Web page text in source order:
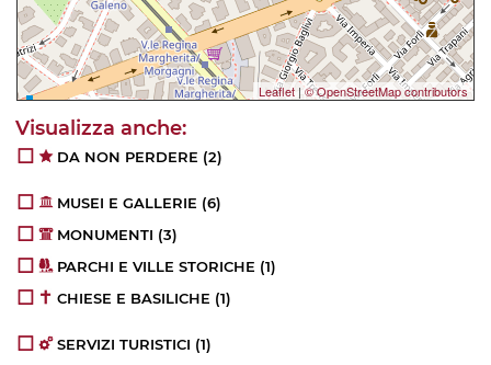
Leaflet |© OpenStreetMap contributors
DA NON PERDERE (2)
MUSEI E GALLERIE (6)
MONUMENTI (3)
PARCHI E VILLE STORICHE (1)
CHIESE E BASILICHE (1)
SERVIZI TURISTICI (1)